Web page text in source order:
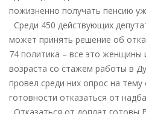
К
ПЕНСИИ
пожизненно получать пенсию
Среди 450 действующих
может принять решение об
74 политика – все это женщины
возраста со стажем работы в
провел среди них опрос на
готовности отказаться от